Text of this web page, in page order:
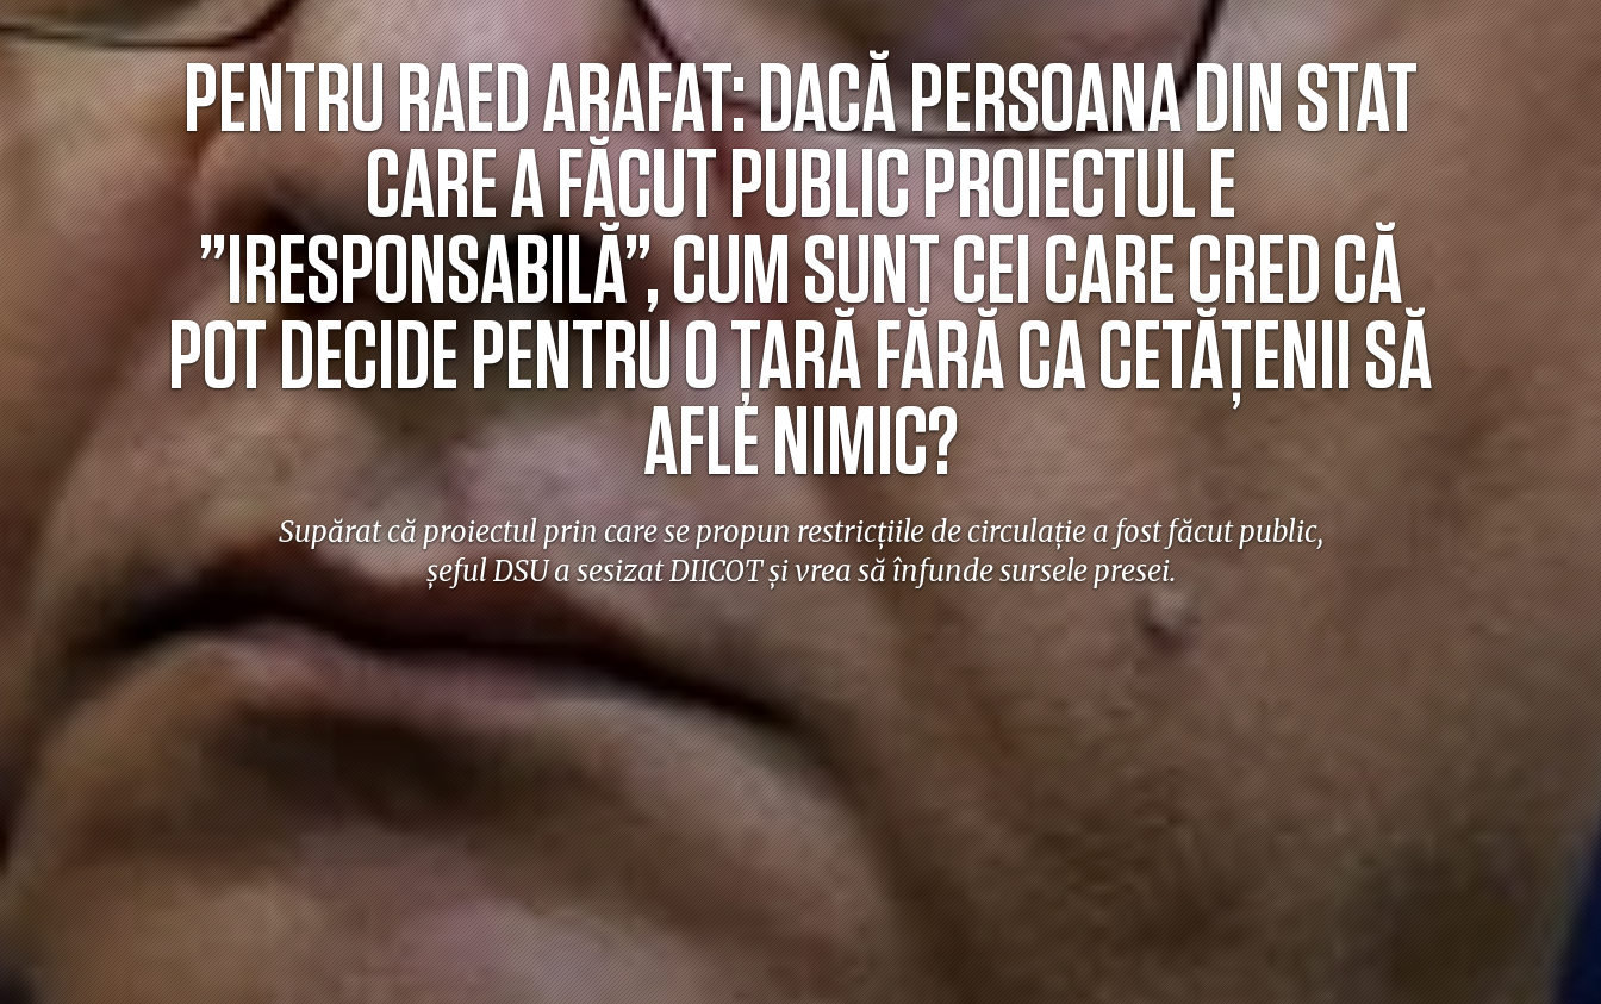
PENTRU RAED ARAFAT: DACĂ PERSOANA DIN STAT
CARE A FĂCUT PUBLIC PROIECTUL E
”IRESPONSABILĂ”, CUM SUNT CEI CARE CRED CĂ
POT DECIDE PENTRU O ȚARĂ FĂRĂ CA CETĂȚENII SĂ
AFLE NIMIC?
Supărat că proiectul prin care se propun restricțiile de circulație a fost făcut public,
șeful DSU a sesizat DIICOT și vrea să înfunde sursele presei.